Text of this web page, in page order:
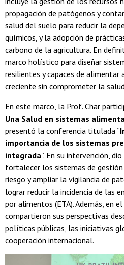
propagación de patógenos y
salud del suelo para reducir la
químicos, y la adopción de
carbono de la agricultura. En
marco holístico para diseñar
resilientes y capaces de alimentar
creciente sin comprometer la
En este marco, la Prof. Char
Una Salud en sistemas
presentó la conferencia titulada “
importancia de los sistemas
integrada”. En su intervención,
fortalecer los sistemas de gestión
riesgo y ampliar la vigilancia de
lograr reducir la incidencia de las
por alimentos (ETA). Además, en
compartieron sus perspectivas
políticas públicas, las iniciativas
cooperación internacional.